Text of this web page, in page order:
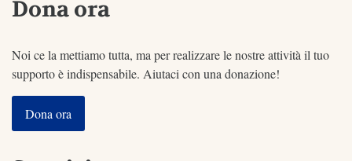
Dona ora
Noi ce la mettiamo tutta, ma per realizzare le nostre attività il tuo
supporto è indispensabile. Aiutaci con una donazione!
Dona ora